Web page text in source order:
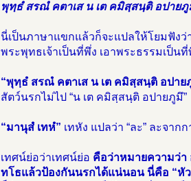
พุทฺธํ สรณํ คตาเส น เต คมิสฺสนฺติ อปายภู
นี่เป็นภาษาแขกแล้วก็จะแปลให้โยมฟังว่
พระพุทธเจ้าเป็นที่พึ่ง เอาพระธรรมเป็น
“พุทฺธํ สรณํ คตาเส น เต คมิสฺสนฺติ อปาย
สัตว์นรกไม่ไป “น เต คมิสฺสนฺติ อปายภูมึ”
“มานุสํ เทหํ” เทหัง แปลว่า “ละ” ละจาก
เทศน์ย่อว่าเทศน์ย่อ คือว่าหมายความว่า
ทโธแล้วป้องกันนรกได้แน่นอน นี่คือ “หั